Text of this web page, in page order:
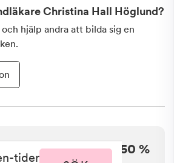
Christina Hall Höglund?
hjälp andra att bilda sig en
i Vara - få upp till 50 %
tider